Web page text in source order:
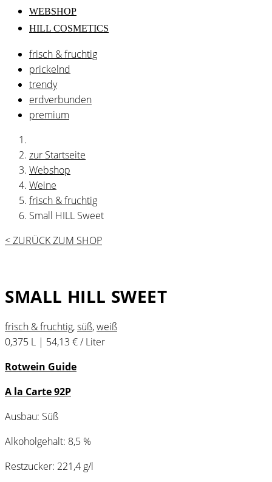
WEBSHOP
HILL COSMETICS
frisch & fruchtig
prickelnd
trendy
erdverbunden
premium
zur Startseite
Webshop
Weine
frisch & fruchtig
Small HILL Sweet
< ZURÜCK ZUM SHOP
SMALL HILL SWEET
frisch & fruchtig,süß,weiß
0,375 L | 54,13 € / Liter
Rotwein Guide
A la Carte 92P
Ausbau: Süß
Alkoholgehalt: 8,5 %
Restzucker: 221,4 g/l